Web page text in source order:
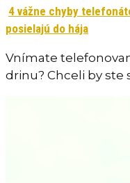
4 vážne chyby
posielajú do hája
Vnímate
drinu? Chceli by ste